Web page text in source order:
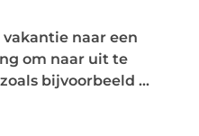
vakantie naar een
om naar uit te
bijvoorbeeld ...